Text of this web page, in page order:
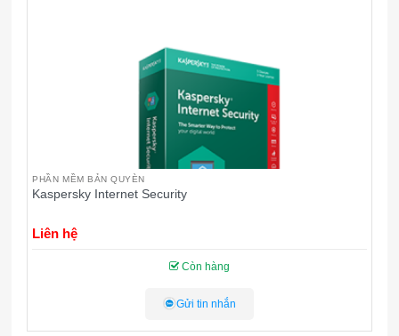
PHẦN MỀM BẢN QUYÈN
Microsoft Windows 7 Professional 64bit SP1 FQC-08289
Liên hệ
Còn hàng
Gửi tin nhắn